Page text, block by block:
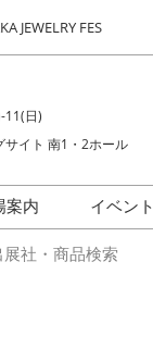
JEWELRY FES
11(日)
サイト 南1・2ホール
案内
会場の様子
イベント
展社・商品検索